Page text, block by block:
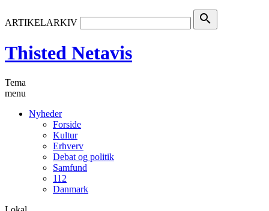
ARTIKELARKIV search
Thisted Netavis
Tema
menu
Nyheder
Forside
Kultur
Erhverv
Debat og politik
Samfund
112
Danmark